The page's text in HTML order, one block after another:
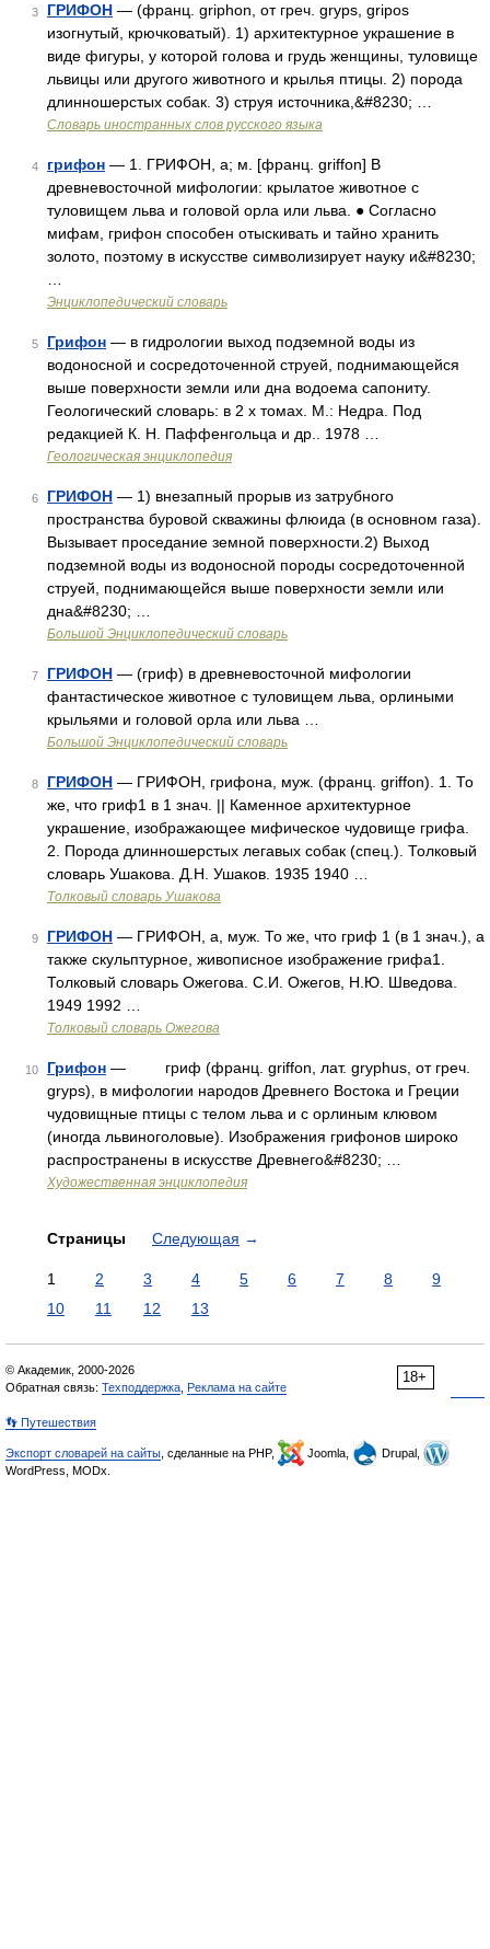
3 ГРИФОН — (франц. griphon, от греч. gryps, gripos
изогнутый, крючковатый). 1) архитектурное украшение в
виде фигуры, у которой голова и грудь женщины, туловище
львицы или другого животного и крылья птицы. 2) порода
длинношерстых собак. 3) струя источника,&#8230; …
Словарь иностранных слов русского языка
4 грифон — 1. ГРИФОН, а; м. [франц. griffon] В
древневосточной мифологии: крылатое животное с
туловищем льва и головой орла или льва. ● Согласно
мифам, грифон способен отыскивать и тайно хранить
золото, поэтому в искусстве символизирует науку и&#8230;
Энциклопедический словарь
5 Грифон — в гидрологии выход подземной воды из
водоносной и сосредоточенной струей, поднимающейся
выше поверхности земли или дна водоема сапониту.
Геологический словарь: в 2 х томах. М.: Недра. Под
редакцией К. Н. Паффенгольца и др.. 1978 …
Геологическая энциклопедия
6 ГРИФОН — 1) внезапный прорыв из затрубного
пространства буровой скважины флюида (в основном газа).
Вызывает проседание земной поверхности.2) Выход
подземной воды из водоносной породы сосредоточенной
струей, поднимающейся выше поверхности земли или
дна&#8230; …
Большой Энциклопедический словарь
7 ГРИФОН — (гриф) в древневосточной мифологии
фантастическое животное с туловищем льва, орлиными
крыльями и головой орла или льва …
Большой Энциклопедический словарь
8 ГРИФОН — ГРИФОН, грифона, муж. (франц. griffon). 1. То
же, что гриф1 в 1 знач. || Каменное архитектурное
украшение, изображающее мифическое чудовище грифа.
2. Порода длинношерстых легавых собак (спец.). Толковый
словарь Ушакова. Д.Н. Ушаков. 1935 1940 …
Толковый словарь Ушакова
9 ГРИФОН — ГРИФОН, а, муж. То же, что гриф 1 (в 1 знач.), а
также скульптурное, живописное изображение грифа1.
Толковый словарь Ожегова. С.И. Ожегов, Н.Ю. Шведова.
1949 1992 …
Толковый словарь Ожегова
10 Грифон — гриф (франц. griffon, лат. gryphus, от греч.
gryps), в мифологии народов Древнего Востока и Греции
чудовищные птицы с телом льва и с орлиным клювом
(иногда львиноголовые). Изображения грифонов широко
распространены в искусстве Древнего&#8230; …
Художественная энциклопедия
Страницы Следующая →
1 2 3 4 5 6 7 8
9
10
11 12 13
18+
© Академик, 2000-2026
Обратная связь: Техподдержка Реклама на сайте
👣 Путешествия
Экспорт словарей на сайты , сделанные на PHP, Joomla,
Drupal,
WordPress, MODx.